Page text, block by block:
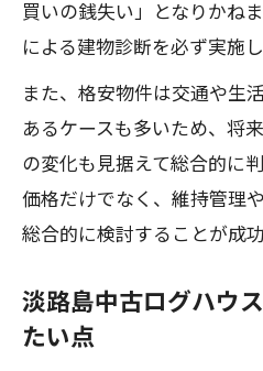
買いの銭失い」となりかね
による建物診断を必ず実施し
また、格安物件は交通や生
あるケースも多いため、将
の変化も見据えて総合的に
価格だけでなく、維持管理
総合的に検討することが成功
淡路島中古ログハウ
たい点